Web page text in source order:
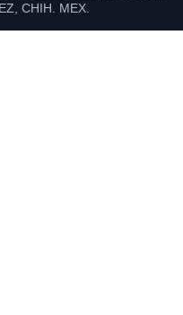
CHIH. MEX.